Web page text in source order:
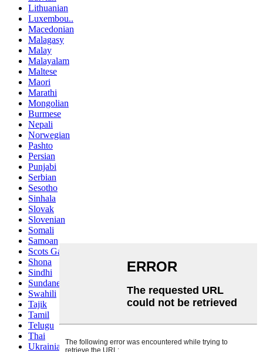
Lithuanian
Luxembou..
Macedonian
Malagasy
Malay
Malayalam
Maltese
Maori
Marathi
Mongolian
Burmese
Nepali
Norwegian
Pashto
Persian
Punjabi
Serbian
Sesotho
Sinhala
Slovak
Slovenian
Somali
Samoan
Scots Gaelic
Shona
Sindhi
Sundanese
Swahili
Tajik
Tamil
Telugu
Thai
Ukrainian